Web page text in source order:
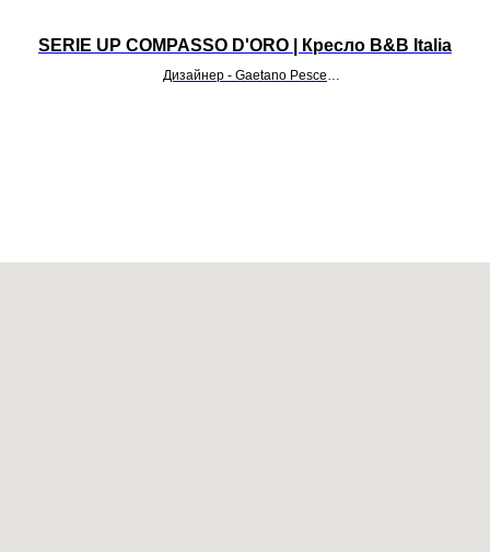
SERIE UP COMPASSO D'ORO | Кресло B&B Italia
Дизайнер - Gaetano Pesce